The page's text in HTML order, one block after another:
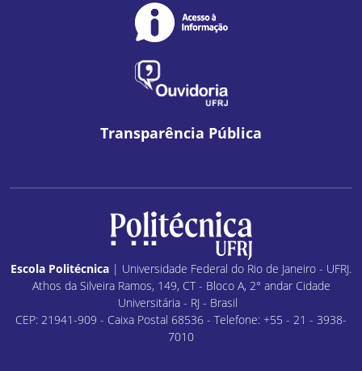
Transparência Pública
Escola Politécnica | Universidade Federal do Rio de Janeiro - UFRJ.
Athos da Silveira Ramos, 149, CT - Bloco A, 2° andar Cidade
Universitária - RJ - Brasil
CEP: 21941-909 - Caixa Postal 68536 - Telefone: +55 - 21 - 3938-
7010